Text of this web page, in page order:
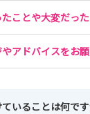
ことや大変だっ
アドバイスをお願
いることは何で